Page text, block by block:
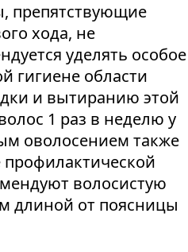
препятствующие
хода, не
уделять особое
гигиене области
и вытиранию этой
1 раз в неделю у
оволосением также
профилактической
волосистую
длиной от поясницы